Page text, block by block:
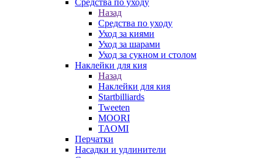
Средства по уходу
Назад
Средства по уходу
Уход за киями
Уход за шарами
Уход за сукном и столом
Наклейки для кия
Назад
Наклейки для кия
Startbilliards
Tweeten
MOORI
TAOMI
Перчатки
Насадки и удлинители